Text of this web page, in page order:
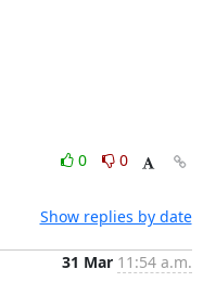
0
0
Show replies by date
31 Mar 11:54 a.m.